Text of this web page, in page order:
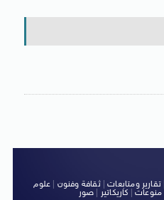
|تقارير ومتابعات|ثقافة وفنون
علوم
منوعات كاريكاتير صور